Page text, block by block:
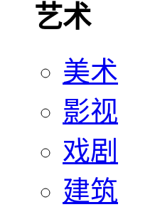
艺术
美术
影视
戏剧
建筑